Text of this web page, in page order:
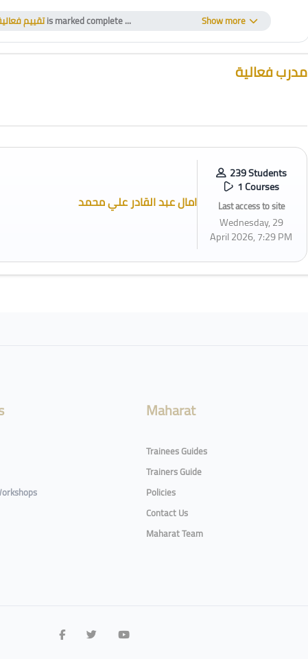
Show more تقييمis marked complete ...
مدرب فعالية
امال عبد القادر علي محمد
239 Students
1 Courses
Last access to site
Wednesday, 29
April 2026, 7:29 PM
Maharat
Trainees Guides
Trainers Guide
Policies
Contact Us
Maharat Team